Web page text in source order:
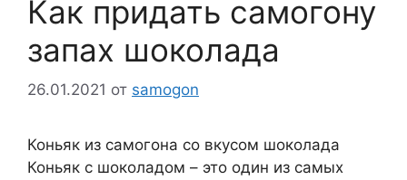
Как придать самогону
запах шоколада
26.01.2021 от samogon
Коньяк из самогона со вкусом шоколада
Коньяк с шоколадом – это один из самых